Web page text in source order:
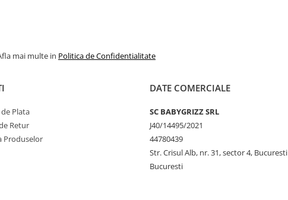
mai multe in Politica de Confidentialitate
Plata
Retur
Produselor
DATE COMERCIALE
SC BABYGRIZZ SRL
J40/14495/2021
44780439
Str. Crisul Alb, nr. 31, sector 4, Bucuresti
Bucuresti